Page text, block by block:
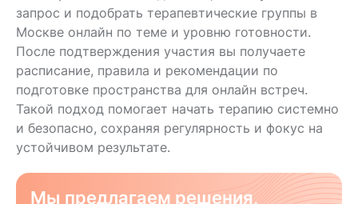
запрос и подобрать терапевтические группы в
Москве онлайн по теме и уровню готовности.
После подтверждения участия вы получаете
расписание, правила и рекомендации по
подготовке пространства для онлайн встреч.
Такой подход помогает начать терапию системно
и безопасно, сохраняя регулярность и фокус на
устойчивом результате.
Мы предлагаем решения,